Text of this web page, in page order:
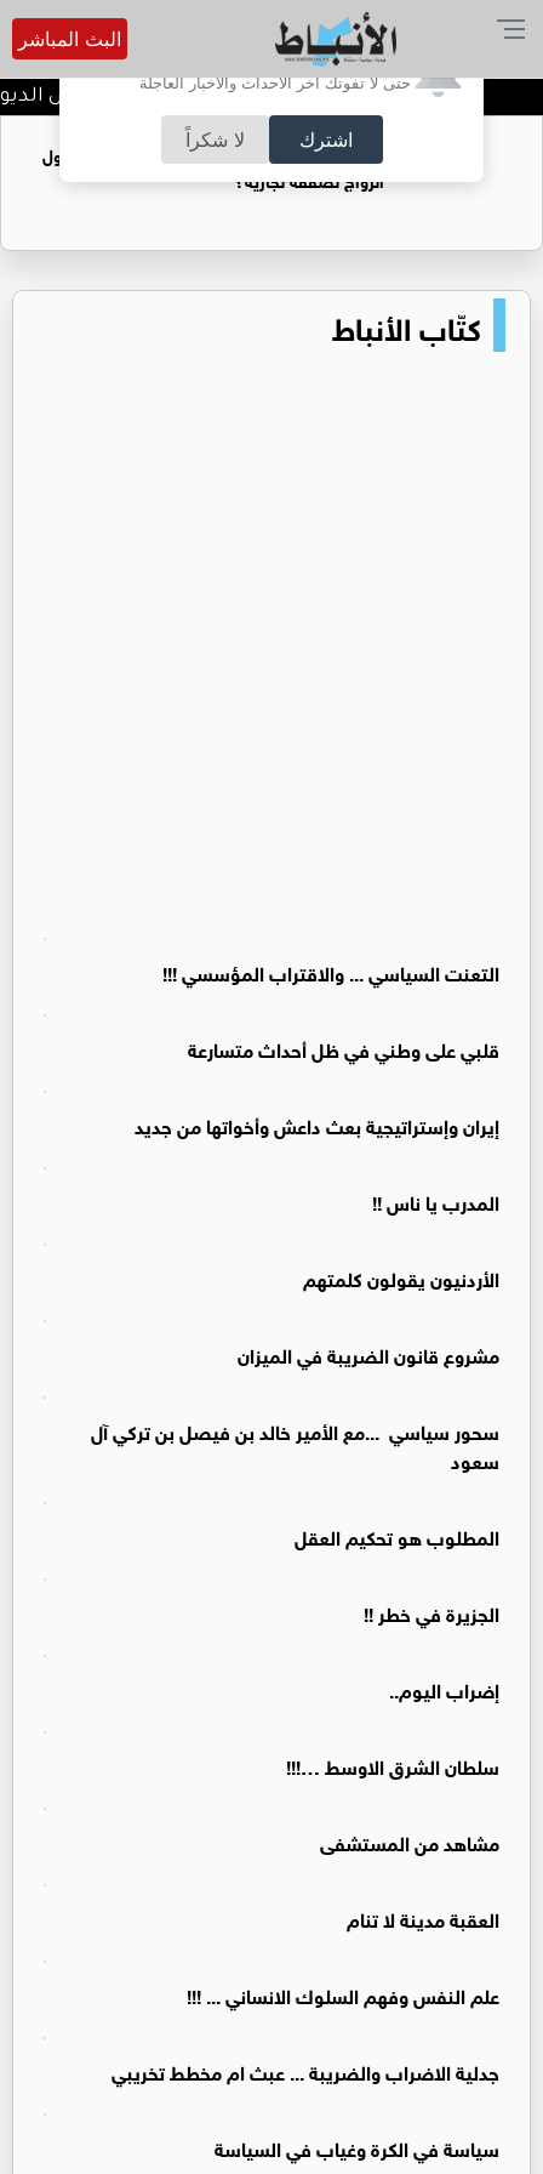
أترغب في تفعيل الإشعارات؟
حتى لا تفوتك آخر الأحداث والأخبار العاجلة
اشترك لا شكراً
البث المباشر
إرادة ملكية بتعيين رئيس
فتيات يستغللنه لتحقيق مكاسب مادية.. هل تحول
الزواج لصفقة تجارية؟
كتّاب الأنباط
التعنت السياسي ... والاقتراب المؤسسي !!!
قلبي على وطني في ظل أحداث متسارعة
إيران وإستراتيجية بعث داعش وأخواتها من جديد
المدرب يا ناس !!
الأردنيون يقولون كلمتهم
مشروع قانون الضريبة في الميزان
سحور سياسي ...مع الأمير خالد بن فيصل بن تركي آل
سعود
المطلوب هو تحكيم العقل
الجزيرة في خطر !!
إضراب اليوم..
سلطان الشرق الاوسط …!!!
مشاهد من المستشفى
العقبة مدينة لا تنام
علم النفس وفهم السلوك الانساني ... !!!
جدلية الاضراب والضريبة ... عبث ام مخطط تخريبي
سياسة في الكرة وغياب في السياسة